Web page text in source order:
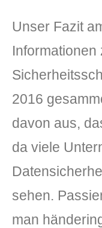
Unser Fazit
Informationen
2016
davon aus,
da viele
sehen.
man